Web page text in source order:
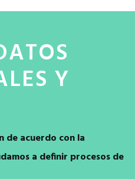
Y
de acuerdo con la
a definir procesos de